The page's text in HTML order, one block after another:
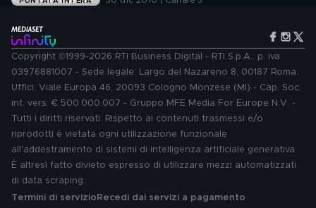
Copyright ©1999-2026 RTI Business Digital - RTI S.p.A.: p. iva
03976881007 - Sede legale: Largo del Nazareno 8, 00187 Roma.
Uffici: Viale Europa 46, 20093 Cologno Monzese (MI) - Cap. Soc.
int. vers. € 500.000.007 - Gruppo MFE Media For Europe N.V. -
Tutti i diritti riservati. Rispetto ai contenuti trasmessi e/o
riprodotti è vietata ogni utilizzazione funzionale
all'addestramento di sistemi di intelligenza artificiale generativa.
È altresì fatto divieto espresso di utilizzare mezzi automatizzati
di data scraping.
Termini di servizio Recedi dai servizi a pagamento